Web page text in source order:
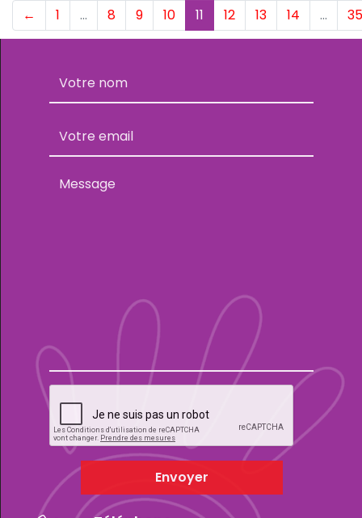
← 1 … 8 9 10 11 (current)
12 13 14 … 35
Envoyer